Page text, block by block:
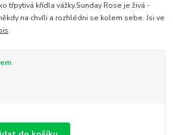
třpytivá křídla vážky.Sunday Rose je živá -
na chvíli a rozhlédni se kolem sebe. Jsi ve